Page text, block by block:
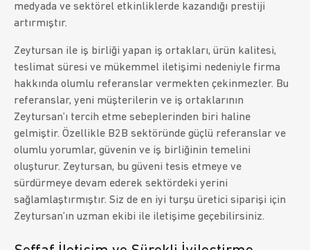
medyada ve sektörel etkinliklerde kazandığı prestiji
artırmıştır.
Zeytursan ile iş birliği yapan iş ortakları, ürün kalitesi,
teslimat süresi ve mükemmel iletişimi nedeniyle firma
hakkında olumlu referanslar vermekten çekinmezler. Bu
referanslar, yeni müşterilerin ve iş ortaklarının
Zeytursan’ı tercih etme sebeplerinden biri haline
gelmiştir. Özellikle B2B sektöründe güçlü referanslar ve
olumlu yorumlar, güvenin ve iş birliğinin temelini
oluşturur. Zeytursan, bu güveni tesis etmeye ve
sürdürmeye devam ederek sektördeki yerini
sağlamlaştırmıştır. Siz de en iyi turşu üretici siparişi için
Zeytursan’ın uzman ekibi ile iletişime geçebilirsiniz.